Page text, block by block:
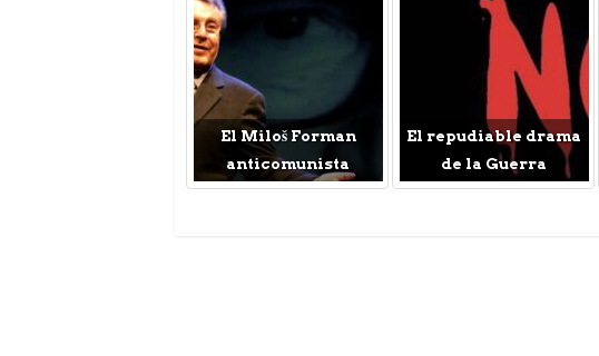
El Miloš Forman
anticomunista
El repudiable drama
de la Guerra